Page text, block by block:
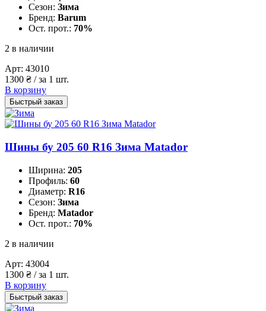
Сезон: Зима
Бренд: Barum
Ост. прот.: 70%
2 в наличии
Арт: 43010
1300 ₴ / за 1 шт.
В корзину
Быстрый заказ
Шины бу 205 60 R16 Зима Matador
Ширина: 205
Профиль: 60
Диаметр: R16
Сезон: Зима
Бренд: Matador
Ост. прот.: 70%
2 в наличии
Арт: 43004
1300 ₴ / за 1 шт.
В корзину
Быстрый заказ